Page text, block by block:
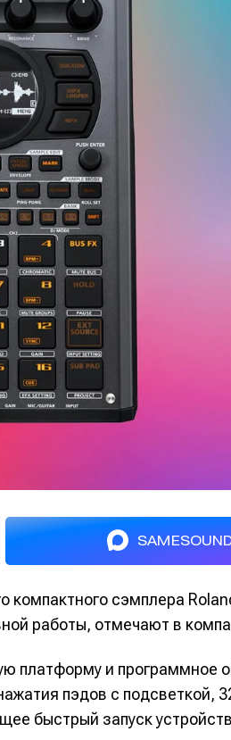
компактного сэмплера
работы, отмечают в
платформу и программное
пэдов с подсветкой,
быстрый запуск